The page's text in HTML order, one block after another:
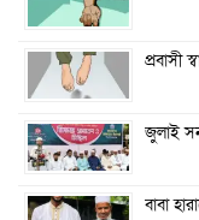
প্রবাসী
জুলাই
বাবা